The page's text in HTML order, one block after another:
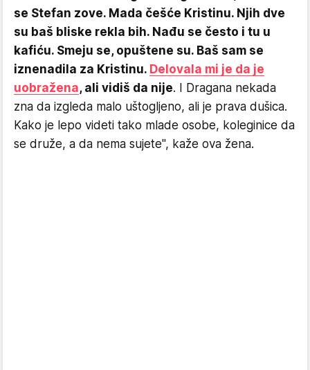
se Stefan zove. Mada češće Kristinu. Njih dve
su baš bliske rekla bih. Nađu se često i tu u
kafiću. Smeju se, opuštene su. Baš sam se
iznenadila za Kristinu. Delovala mi je da je
uobražena, ali vidiš da nije. I Dragana nekada
zna da izgleda malo uštogljeno, ali je prava dušica.
Kako je lepo videti tako mlade osobe, koleginice da
se druže, a da nema sujete", kaže ova žena.